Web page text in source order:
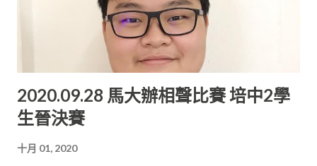
師節慶祝會、運動會、舞獅籌款等。通過參與這些活動， 可以豐
富我們的中學生涯。不僅如此，培民中學也常常舉辦教育展， 為
莘莘學子指引未來的方向。” 鄭佳敏本身喜歡數學，想要學習更
多關於企業的知識， 同時無意離開家鄉。 她便選擇留在美里的科
廷大學修讀會計學與創業雙專業學士學位。 懂英文大學適應快 她
回憶起剛踏入大學生活的那段時間， 擔心自己無法應付課業上的
基礎和英語的掌握是讓她能夠快速適應大學生 活的關鍵。求學至
2020.09.28 馬大辦相聲比賽 培中2學
生晉決賽
十月 01, 2020